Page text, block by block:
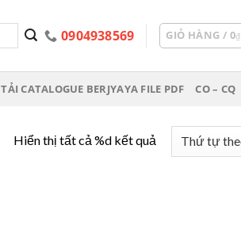
0904938569 GIỎ HÀNG / 0₫
TẢI CATALOGUE BERJYAYA FILE PDF CO – CQ
Hiển thị tất cả %d kết quả